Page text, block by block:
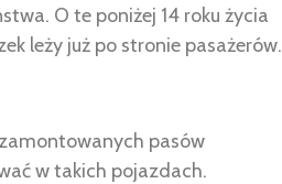
O te poniżej 14 roku życia
leży już po stronie pasażerów.
pasów
w takich pojazdach.